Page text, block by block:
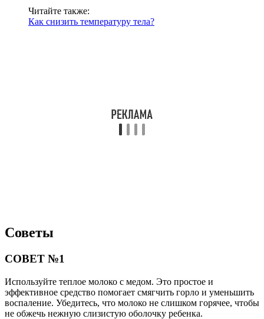
Читайте также:
Как снизить температуру тела?
Советы
СОВЕТ №1
Используйте теплое молоко с медом. Это простое и
эффективное средство помогает смягчить горло и уменьшить
воспаление. Убедитесь, что молоко не слишком горячее, чтобы
не обжечь нежную слизистую оболочку ребенка.